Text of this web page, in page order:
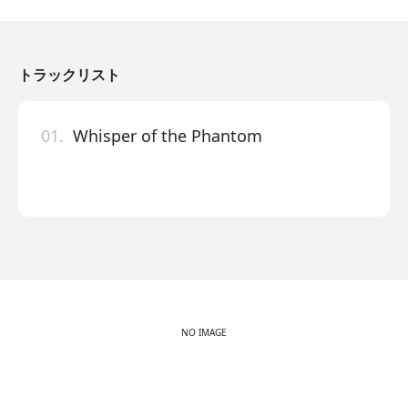
トラックリスト
01. Whisper of the Phantom
NO IMAGE